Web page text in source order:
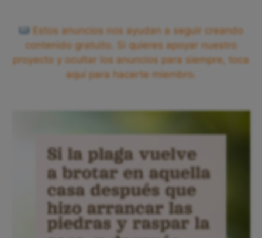
Estos anuncios nos ayudan a seguir creando
contenido gratuito. Si quieres apoyar nuestro
proyecto y ocultar los anuncios para siempre, toca
aquí para hacerte miembro.